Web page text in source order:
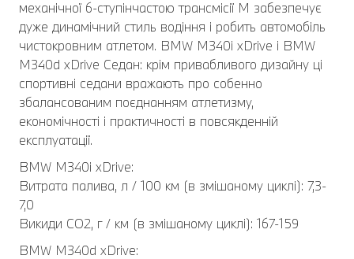
механічної 6-ступінчастою трансмісії M забезпечує
дуже динамічний стиль водіння і робить автомобіль
чистокровним атлетом. BMW M340i xDrive і BMW
M340d xDrive Седан: крім привабливого дизайну ці
спортивні седани вражають про собенно
збалансованим поєднанням атлетизму,
економічності і практичності в повсякденній
експлуатації.
BMW M340i xDrive:
Витрата палива, л / 100 км (в змішаному циклі): 7,3-
7,0
Викиди CO2, г / км (в змішаному циклі): 167-159
BMW M340d xDrive: